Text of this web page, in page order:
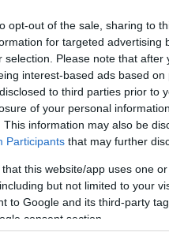
opt-out of the sale, sharing to
for targeted advertising
selection. Please note that
interest-based ads based
to third parties prior to
of your personal
This information may also be
Participants that may further
that this website/app uses one
but not limited to your
to Google and its third-party
consent section.
ότιη πρόσφατη
να "χάσουν" δόσεις
χώρα μας μέχρι στιγμής
σε ανεμβολίαστα παιδιά
τους πλειοψηφία
ηλικίας 45 - 64 ετών που
(με μια μόνο
μελέτη
η ανοσία έναντι της